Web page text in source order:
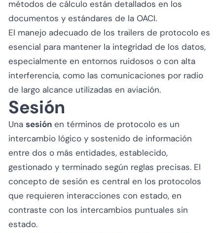
métodos de cálculo están detallados en los
documentos y estándares de la OACI.
El manejo adecuado de los trailers de protocolo es
esencial para mantener la integridad de los datos,
especialmente en entornos ruidosos o con alta
interferencia, como las comunicaciones por radio
de largo alcance utilizadas en aviación.
Sesión
Una sesión en términos de protocolo es un
intercambio lógico y sostenido de información
entre dos o más entidades, establecido,
gestionado y terminado según reglas precisas. El
concepto de sesión es central en los protocolos
que requieren interacciones con estado, en
contraste con los intercambios puntuales sin
estado.